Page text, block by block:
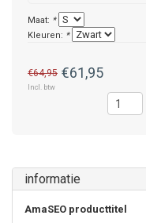
Maat: *
Kleuren: *
€64,95 €61,95
Incl. btw
informatie
AmaSEO producttitel